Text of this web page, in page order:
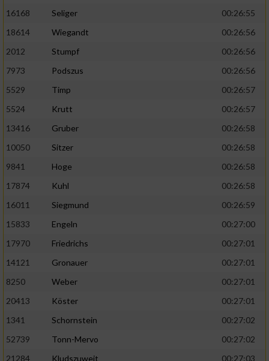
16168
Seliger
00:26:55
18614
Wiegandt
00:26:56
2012
Stumpf
00:26:56
7973
Podszus
00:26:56
5529
Timp
00:26:57
5524
Krutt
00:26:57
13416
Gruber
00:26:58
10050
Sitzer
00:26:58
9841
Hoge
00:26:58
17874
Kuhl
00:26:58
16011
Siegmund
00:26:59
15833
Engeln
00:27:00
17970
Friedrichs
00:27:01
14121
Gronauer
00:27:01
8250
Weber
00:27:01
20413
Köster
00:27:01
1341
Schornstein
00:27:02
52739
Tonn-Mervo
00:27:02
21284
Kludszuweit
00:27:03